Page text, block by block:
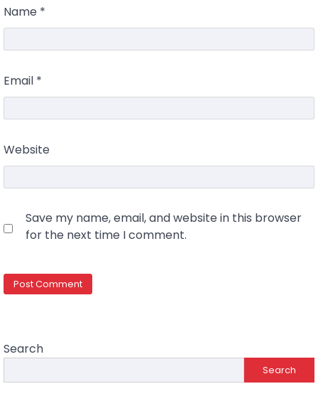
Name *
Email *
Website
Save my name, email, and website in this browser
for the next time I comment.
Search
Search